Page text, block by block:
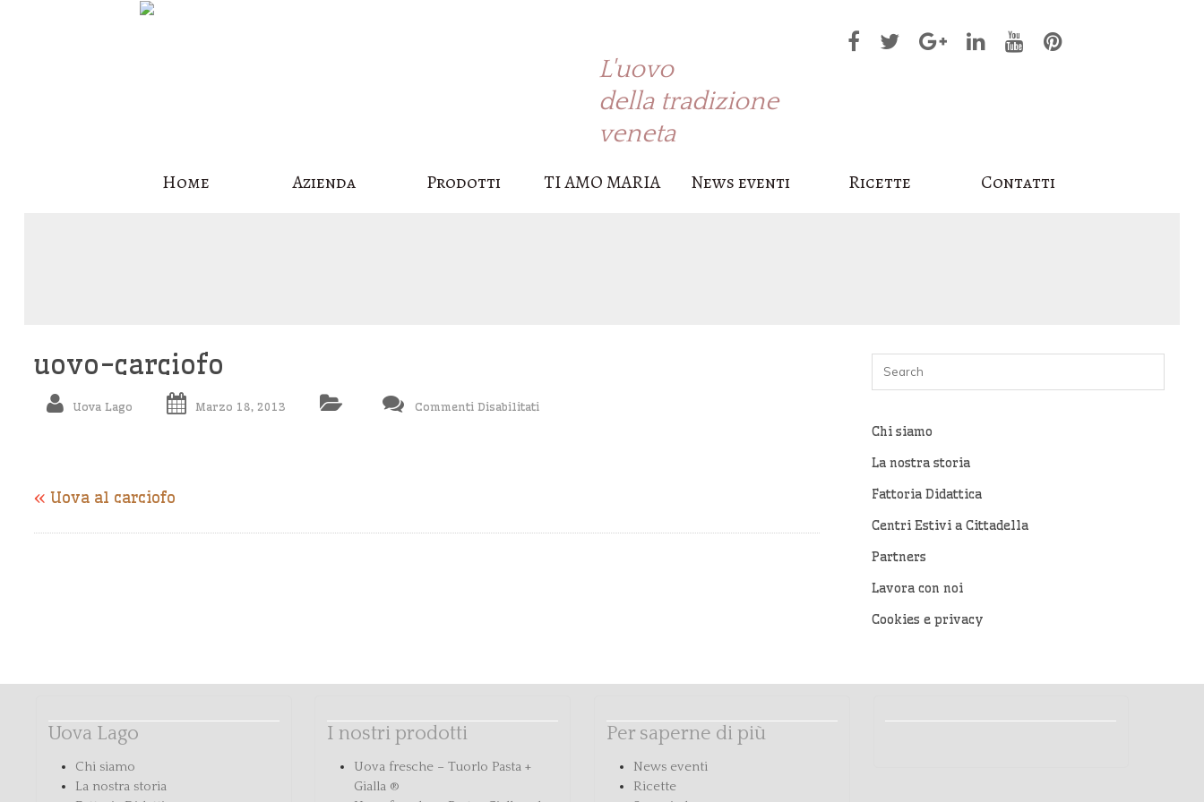
L'uovo
della tradizione
veneta
Home Azienda Prodotti TI AMO MARIA News eventi Ricette Contatti
uovo-carciofo
Uova Lago Marzo 18, 2013 Commenti Disabilitati
« Uova al carciofo
Chi siamo
La nostra storia
Fattoria Didattica
Centri Estivi a Cittadella
Partners
Lavora con noi
Cookies e privacy
Uova Lago
Chi siamo
La nostra storia
I nostri prodotti
Uova fresche – Tuorlo Pasta +
Gialla ®
Per saperne di più
News eventi
Ricette